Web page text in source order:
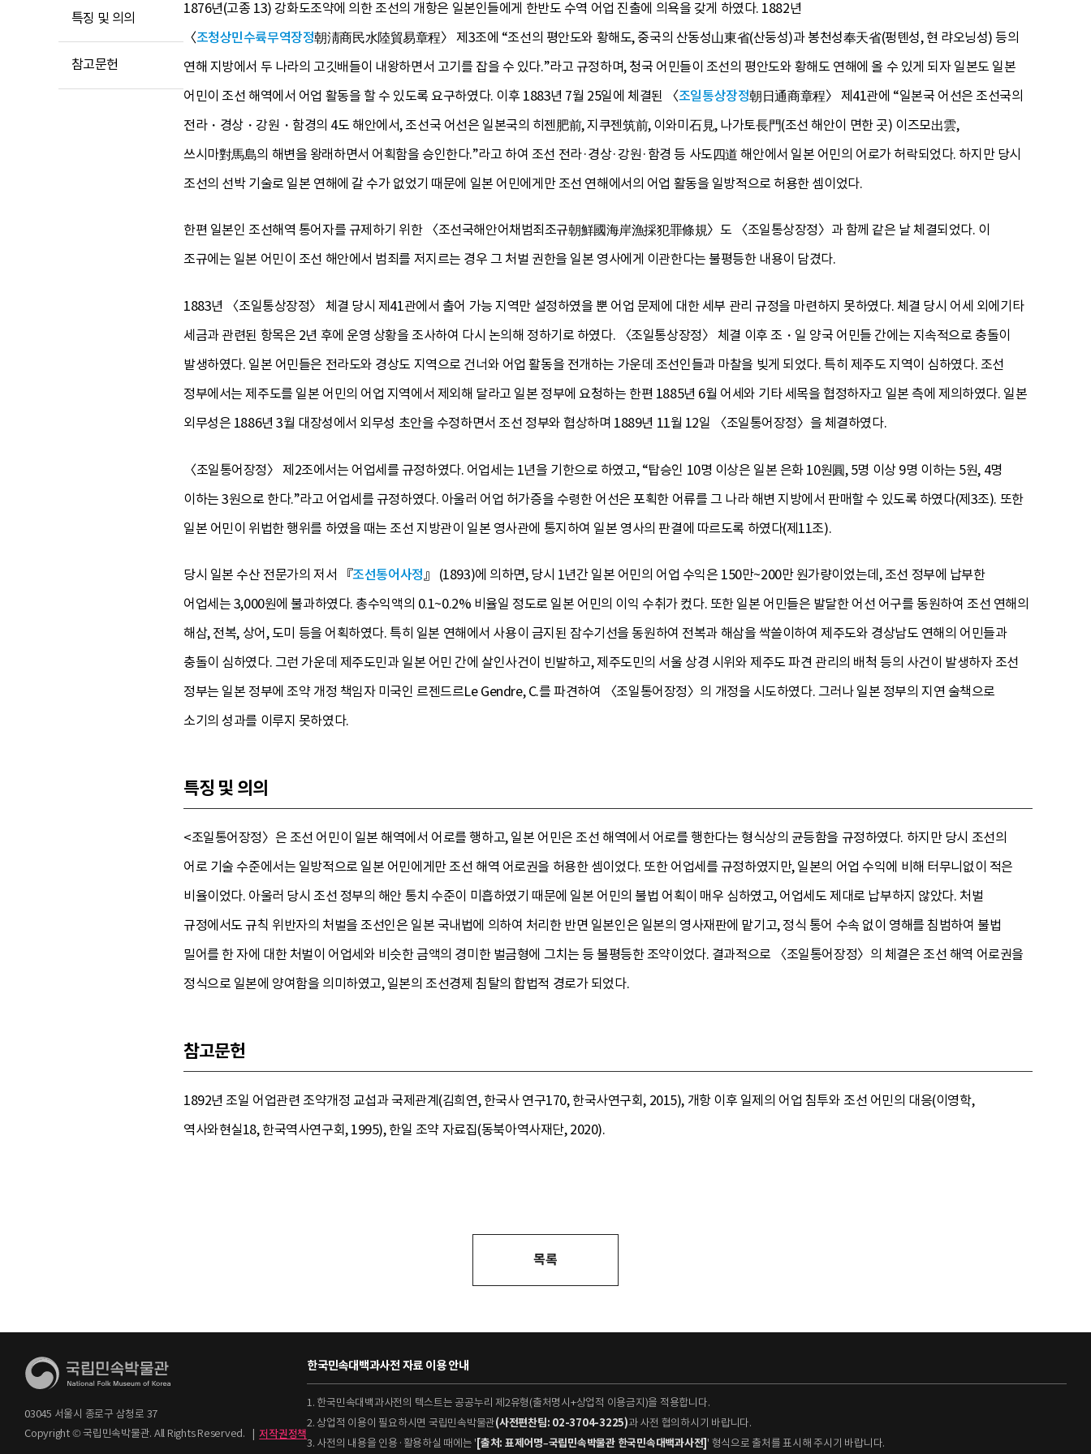
특징 및 의의
참고문헌
1876년(고종 13) 강화도조약에 의한 조선의 개항은 일본인들에게 한반도 수역 어업 진출에 의욕을 갖게 하였다. 1882년
〈조청상민수륙무역장정朝淸商民水陸貿易章程〉 제3조에 “조선의 평안도와 황해도, 중국의 산동성山東省(산둥성)과 봉천성奉天省(펑톈성, 현 랴오닝성) 등의
연해 지방에서 두 나라의 고깃배들이 내왕하면서 고기를 잡을 수 있다.”라고 규정하며, 청국 어민들이 조선의 평안도와 황해도 연해에 올 수 있게 되자 일본도 일본
어민이 조선 해역에서 어업 활동을 할 수 있도록 요구하였다. 이후 1883년 7월 25일에 체결된 〈조일통상장정朝日通商章程〉 제41관에 “일본국 어선은 조선국의
전라・경상・강원・함경의 4도 해안에서, 조선국 어선은 일본국의 히젠肥前, 지쿠젠筑前, 이와미石見, 나가토長門(조선 해안이 면한 곳) 이즈모出雲,
쓰시마對馬島의 해변을 왕래하면서 어획함을 승인한다.”라고 하여 조선 전라·경상·강원·함경 등 사도四道 해안에서 일본 어민의 어로가 허락되었다. 하지만 당시
조선의 선박 기술로 일본 연해에 갈 수가 없었기 때문에 일본 어민에게만 조선 연해에서의 어업 활동을 일방적으로 허용한 셈이었다.
한편 일본인 조선해역 통어자를 규제하기 위한 〈조선국해안어채범죄조규朝鮮國海岸漁採犯罪條規〉도 〈조일통상장정〉과 함께 같은 날 체결되었다. 이
조규에는 일본 어민이 조선 해안에서 범죄를 저지르는 경우 그 처벌 권한을 일본 영사에게 이관한다는 불평등한 내용이 담겼다.
1883년 〈조일통상장정〉 체결 당시 제41관에서 출어 가능 지역만 설정하였을 뿐 어업 문제에 대한 세부 관리 규정을 마련하지 못하였다. 체결 당시 어세 외에기타
세금과 관련된 항목은 2년 후에 운영 상황을 조사하여 다시 논의해 정하기로 하였다. 〈조일통상장정〉 체결 이후 조・일 양국 어민들 간에는 지속적으로 충돌이
발생하였다. 일본 어민들은 전라도와 경상도 지역으로 건너와 어업 활동을 전개하는 가운데 조선인들과 마찰을 빚게 되었다. 특히 제주도 지역이 심하였다. 조선
정부에서는 제주도를 일본 어민의 어업 지역에서 제외해 달라고 일본 정부에 요청하는 한편 1885년 6월 어세와 기타 세목을 협정하자고 일본 측에 제의하였다. 일본
외무성은 1886년 3월 대장성에서 외무성 초안을 수정하면서 조선 정부와 협상하며 1889년 11월 12일 〈조일통어장정〉을 체결하였다.
〈조일통어장정〉 제2조에서는 어업세를 규정하였다. 어업세는 1년을 기한으로 하였고, “탑승인 10명 이상은 일본 은화 10원圓, 5명 이상 9명 이하는 5원, 4명
이하는 3원으로 한다.”라고 어업세를 규정하였다. 아울러 어업 허가증을 수령한 어선은 포획한 어류를 그 나라 해변 지방에서 판매할 수 있도록 하였다(제3조). 또한
일본 어민이 위법한 행위를 하였을 때는 조선 지방관이 일본 영사관에 통지하여 일본 영사의 판결에 따르도록 하였다(제11조).
당시 일본 수산 전문가의 저서 『조선통어사정』 (1893)에 의하면, 당시 1년간 일본 어민의 어업 수익은 150만~200만 원가량이었는데, 조선 정부에 납부한
어업세는 3,000원에 불과하였다. 총수익액의 0.1~0.2% 비율일 정도로 일본 어민의 이익 수취가 컸다. 또한 일본 어민들은 발달한 어선 어구를 동원하여 조선 연해의
해삼, 전복, 상어, 도미 등을 어획하였다. 특히 일본 연해에서 사용이 금지된 잠수기선을 동원하여 전복과 해삼을 싹쓸이하여 제주도와 경상남도 연해의 어민들과
충돌이 심하였다. 그런 가운데 제주도민과 일본 어민 간에 살인사건이 빈발하고, 제주도민의 서울 상경 시위와 제주도 파견 관리의 배척 등의 사건이 발생하자 조선
정부는 일본 정부에 조약 개정 책임자 미국인 르젠드르Le Gendre, C.를 파견하여 〈조일통어장정〉의 개정을 시도하였다. 그러나 일본 정부의 지연 술책으로
소기의 성과를 이루지 못하였다.
특징 및 의의
<조일통어장정〉은 조선 어민이 일본 해역에서 어로를 행하고, 일본 어민은 조선 해역에서 어로를 행한다는 형식상의 균등함을 규정하였다. 하지만 당시 조선의
어로 기술 수준에서는 일방적으로 일본 어민에게만 조선 해역 어로권을 허용한 셈이었다. 또한 어업세를 규정하였지만, 일본의 어업 수익에 비해 터무니없이 적은
비율이었다. 아울러 당시 조선 정부의 해안 통치 수준이 미흡하였기 때문에 일본 어민의 불법 어획이 매우 심하였고, 어업세도 제대로 납부하지 않았다. 처벌
규정에서도 규칙 위반자의 처벌을 조선인은 일본 국내법에 의하여 처리한 반면 일본인은 일본의 영사재판에 맡기고, 정식 통어 수속 없이 영해를 침범하여 불법
밀어를 한 자에 대한 처벌이 어업세와 비슷한 금액의 경미한 벌금형에 그치는 등 불평등한 조약이었다. 결과적으로 〈조일통어장정〉의 체결은 조선 해역 어로권을
정식으로 일본에 양여함을 의미하였고, 일본의 조선경제 침탈의 합법적 경로가 되었다.
참고문헌
1892년 조일 어업관련 조약개정 교섭과 국제관계(김희연, 한국사 연구170, 한국사연구회, 2015), 개항 이후 일제의 어업 침투와 조선 어민의 대응(이영학,
역사와현실18, 한국역사연구회, 1995), 한일 조약 자료집(동북아역사재단, 2020).
목록
03045 서울시 종로구 삼청로 37
Copyright © 국립민속박물관. All Rights Reserved.
| 저작권정책
한국민속대백과사전 자료 이용 안내
1. 한국민속대백과사전의 텍스트는 공공누리 제2유형(출처명시+상업적 이용금지)을 적용합니다.
2. 상업적 이용이 필요하시면 국립민속박물관(사전편찬팀: 02-3704-3225)과 사전 협의하시기 바랍니다.
3. 사전의 내용을 인용·활용하실 때에는 ' [출처: 표제어명–국립민속박물관 한국민속대백과사전] ' 형식으로 출처를 표시해 주시기 바랍니다.